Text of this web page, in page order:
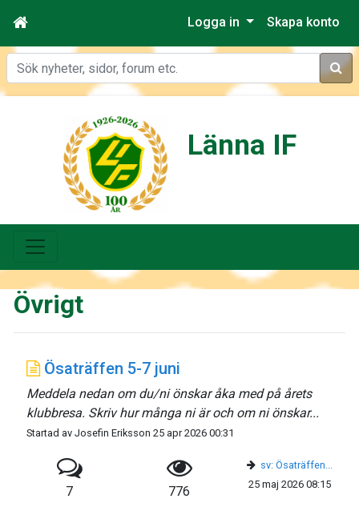
Logga in Skapa konto
Sök
Länna IF
Övrigt
Ösaträffen 5-7 juni
Meddela nedan om du/ni önskar åka med på årets
klubbresa. Skriv hur många ni är och om ni önskar...
Startad av Josefin Eriksson 25 apr 2026 00:31
7 776
sv: Ösaträffen...
25 maj 2026 08:15